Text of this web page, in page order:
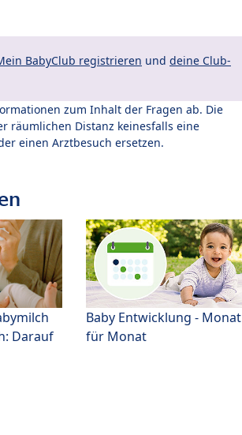
BabyClub registrieren und deine Club-
zum Inhalt der Fragen ab. Die
räumlichen Distanz keinesfalls eine
einen Arztbesuch ersetzen.
Darauf
Baby Entwicklung - Monat
für Monat